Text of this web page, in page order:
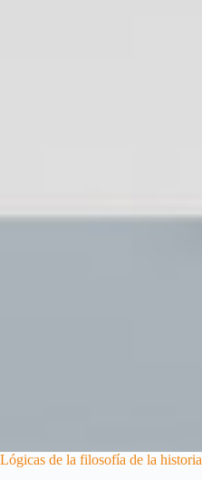
Lógicas de la filosofía de la historia